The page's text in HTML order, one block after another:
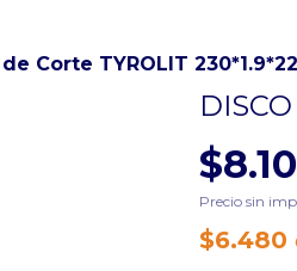
Corte TYROLIT 230*1.9*22
Precio sin
$6.480